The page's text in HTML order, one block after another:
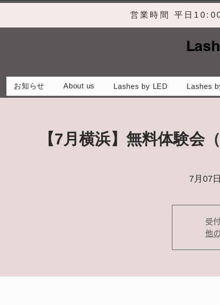
営業時間 平日
お知らせ About us Lashes by LED Lashes
【7月横浜】無料体験会
7月07
受
他